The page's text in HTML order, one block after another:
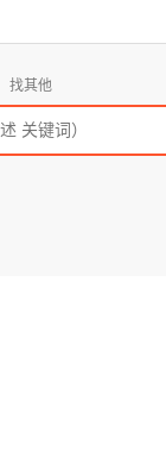
找其他